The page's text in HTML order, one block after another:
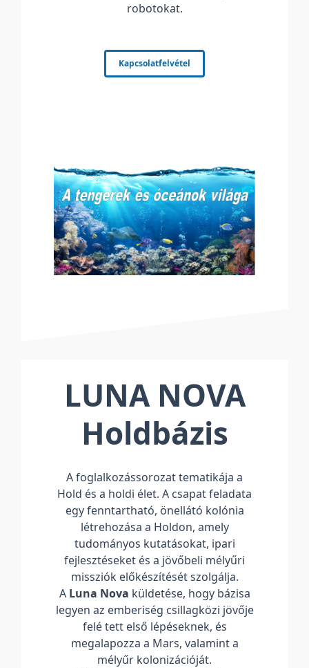
robotokat.
Kapcsolatfelvétel
LUNA NOVA
Holdbázis
A foglalkozássorozat tematikája a
Hold és a holdi élet. A csapat feladata
egy fenntartható, önellátó kolónia
létrehozása a Holdon, amely
tudományos kutatásokat, ipari
fejlesztéseket és a jövőbeli mélyűri
missziók előkészítését szolgálja.
A Luna Nova küldetése, hogy bázisa
legyen az emberiség csillagközi jövője
felé tett első lépéseknek, és
megalapozza a Mars, valamint a
mélyűr kolonizációját.